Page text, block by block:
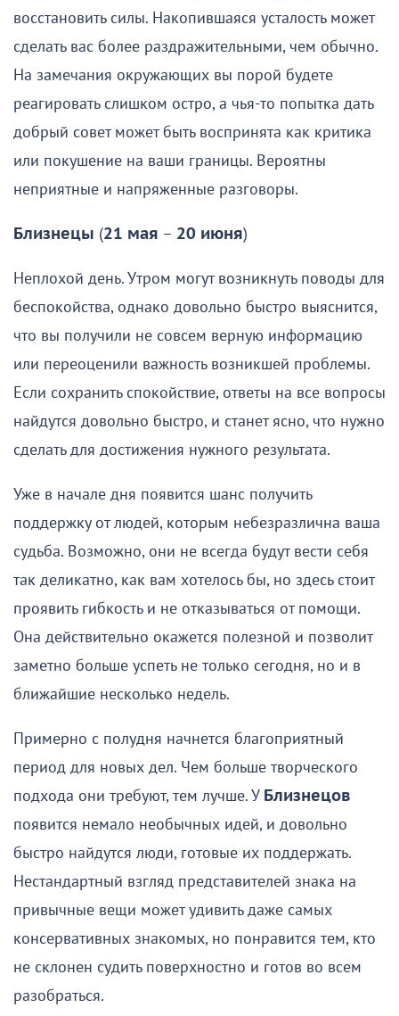
восстановить силы. Накопившаяся усталость может
сделать вас более раздражительными, чем обычно.
На замечания окружающих вы порой будете
реагировать слишком остро, а чья-то попытка дать
добрый совет может быть воспринята как критика
или покушение на ваши границы. Вероятны
неприятные и напряженные разговоры.
Близнецы (21 мая – 20 июня)
Неплохой день. Утром могут возникнуть поводы для
беспокойства, однако довольно быстро выяснится,
что вы получили не совсем верную информацию
или переоценили важность возникшей проблемы.
Если сохранить спокойствие, ответы на все вопросы
найдутся довольно быстро, и станет ясно, что нужно
сделать для достижения нужного результата.
Уже в начале дня появится шанс получить
поддержку от людей, которым небезразлична ваша
судьба. Возможно, они не всегда будут вести себя
так деликатно, как вам хотелось бы, но здесь стоит
проявить гибкость и не отказываться от помощи.
Она действительно окажется полезной и позволит
заметно больше успеть не только сегодня, но и в
ближайшие несколько недель.
Примерно с полудня начнется благоприятный
период для новых дел. Чем больше творческого
подхода они требуют, тем лучше. У Близнецов
появится немало необычных идей, и довольно
быстро найдутся люди, готовые их поддержать.
Нестандартный взгляд представителей знака на
привычные вещи может удивить даже самых
консервативных знакомых, но понравится тем, кто
не склонен судить поверхностно и готов во всем
разобраться.